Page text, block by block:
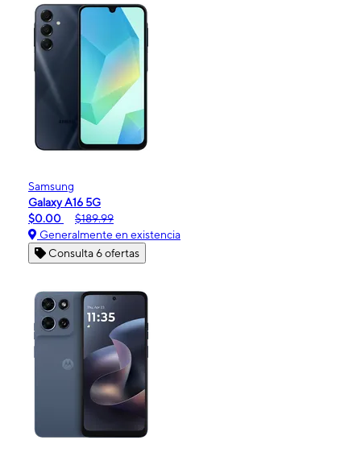
Samsung
Galaxy A16 5G
$0.00
$189.99
Generalmente en existencia
Consulta 6 ofertas